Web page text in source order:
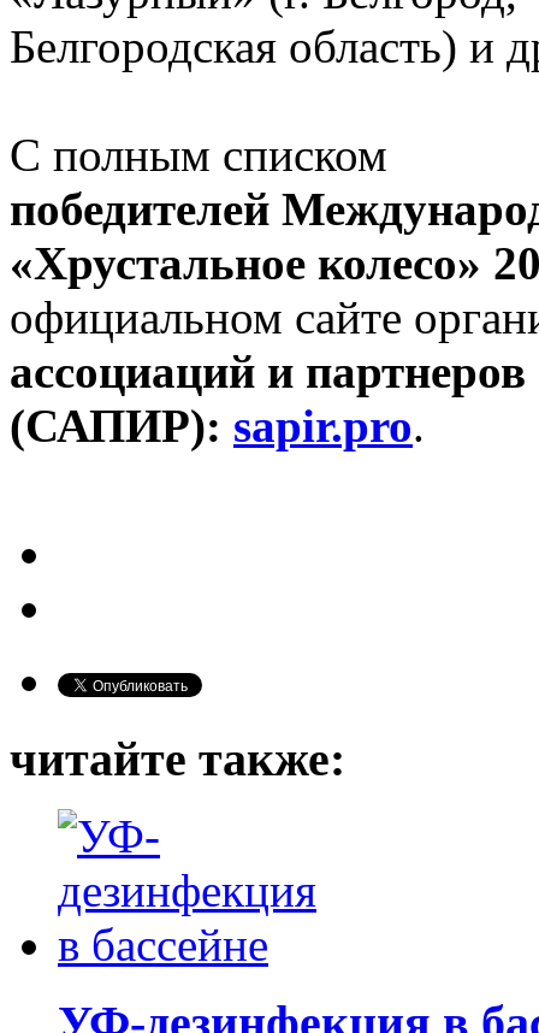
Белгородская область) и
С полным списком
победителей
«Хрустальное колесо»
официальном сайте
ассоциаций и
(САПИР): sapir.pro.
читайте также: